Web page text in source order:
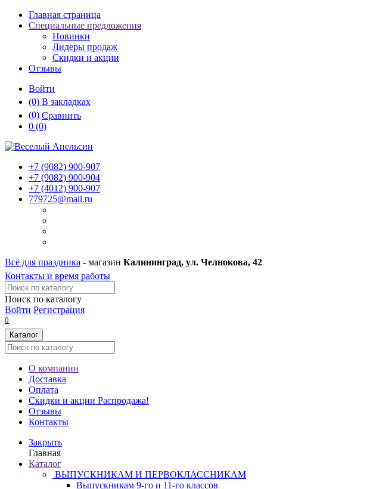
Главная страница
Специальные предложения
Новинки
Лидеры продаж
Скидки и акции
Отзывы
Войти
(0) В закладках
(0) Сравнить
0 (0)
+7 (9082) 900-907
+7 (9082) 900-904
+7 (4012) 900-907
779725@mail.ru
Всё для праздника - магазин Калининград, ул. Челнокова, 42
Контакты и время работы
Поиск по каталогу
Войти Регистрация
0
Каталог
О компании
Доставка
Оплата
Скидки и акции Распродажа!
Отзывы
Контакты
Закрыть
Главная
Каталог
ВЫПУСКНИКАМ И ПЕРВОКЛАССНИКАМ
Выпускникам 9-го и 11-го классов